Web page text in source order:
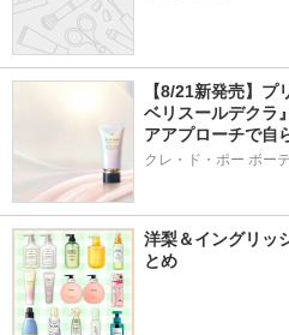
【8/21新発売】
ベリスールデクラ
アアプローチで自
クレ・ド・ポー ボーテ
洋梨＆イングリッ
とめ